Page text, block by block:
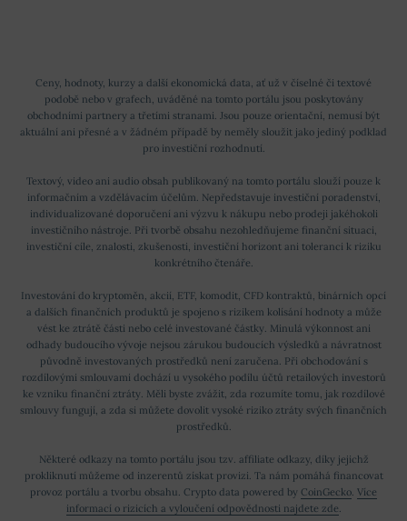
Ceny, hodnoty, kurzy a další ekonomická data, ať už v číselné či textové
podobě nebo v grafech, uváděné na tomto portálu jsou poskytovány
obchodními partnery a třetími stranami. Jsou pouze orientační, nemusí být
aktuální ani přesné a v žádném případě by neměly sloužit jako jediný podklad
pro investiční rozhodnutí.
Textový, video ani audio obsah publikovaný na tomto portálu slouží pouze k
informačním a vzdělávacím účelům. Nepředstavuje investiční poradenství,
individualizované doporučení ani výzvu k nákupu nebo prodeji jakéhokoli
investičního nástroje. Při tvorbě obsahu nezohledňujeme finanční situaci,
investiční cíle, znalosti, zkušenosti, investiční horizont ani toleranci k riziku
konkrétního čtenáře.
Investování do kryptoměn, akcií, ETF, komodit, CFD kontraktů, binárních opcí
a dalších finančních produktů je spojeno s rizikem kolísání hodnoty a může
vést ke ztrátě části nebo celé investované částky. Minulá výkonnost ani
odhady budoucího vývoje nejsou zárukou budoucích výsledků a návratnost
původně investovaných prostředků není zaručena. Při obchodování s
rozdílovými smlouvami dochází u vysokého podílu účtů retailových investorů
ke vzniku finanční ztráty. Měli byste zvážit, zda rozumíte tomu, jak rozdílové
smlouvy fungují, a zda si můžete dovolit vysoké riziko ztráty svých finančních
prostředků.
Některé odkazy na tomto portálu jsou tzv. affiliate odkazy, díky jejichž
prokliknutí můžeme od inzerentů získat provizi. Ta nám pomáhá financovat
provoz portálu a tvorbu obsahu. Crypto data powered by CoinGecko. Více
informací o rizicích a vyloučení odpovědnosti najdete zde.